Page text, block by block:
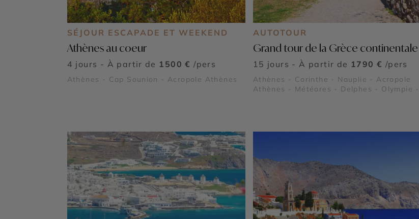
SÉJOUR ESCAPADE ET WEEKEND
Athènes au coeur
4 jours - À partir de 1500 € /pers
Athènes - Cap Sounion - Acropole Athènes
AUTOTOUR
Grand tour de la Grèce continentale
15 jours - À partir de 1790 € /pers
Athènes - Corinthe - Nauplie - Acropole
Athènes - Météores - Delphes - Olympie -